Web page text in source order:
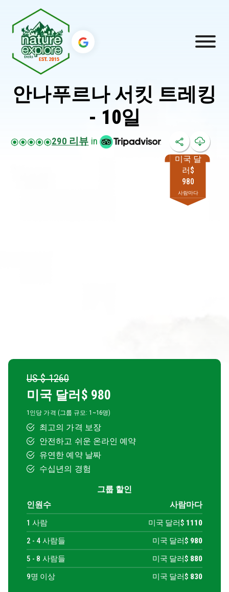
안나푸르나 서킷 트레킹
- 10일
290 리뷰 in
미국 달
러$
980
사람마다
US $ 1260
미국 달러$ 980
1인당 가격 (그룹 규모: 1~16명)
최고의 가격 보장
안전하고 쉬운 온라인 예약
유연한 예약 날짜
수십년의 경험
그룹 할인
인원수
사람마다
1사람 미국 달러$ 1110
2 - 4 사람들 미국 달러$ 980
5 - 8 사람들 미국 달러$ 880
9명 이상
미국 달러$ 830